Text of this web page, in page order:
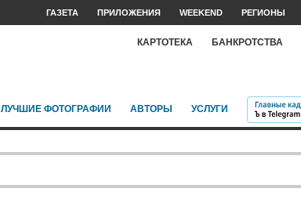
ГАЗЕТА ПРИЛОЖЕНИЯ WEEKEND РЕГИОНЫ
КАРТОТЕКА БАНКРОТСТВА
ЛУЧШИЕ ФОТОГРАФИИ АВТОРЫ УСЛУГИ